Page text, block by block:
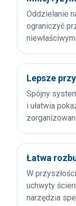
Oddzielanie
ograniczyć
Lepsze
Spójny
i ułatwia
Łatwa
W
uchwyty
narzędzia